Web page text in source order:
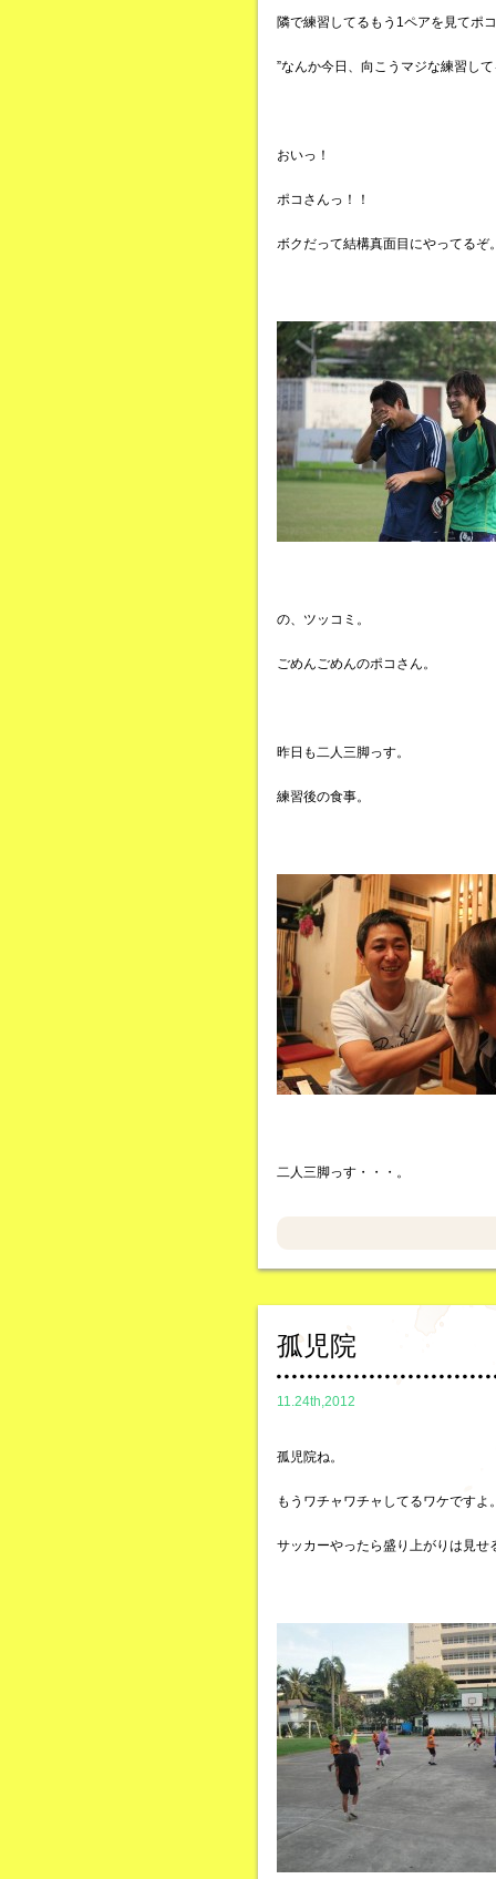
隣で練習してるもう1ペアを見てポ
”なんか今日、向こうマジな練習し
おいっ！
ポコさんっ！！
ボクだって結構真面目にやってるぞ
の、ツッコミ。
ごめんごめんのポコさん。
昨日も二人三脚っす。
練習後の食事。
二人三脚っす・・・。
孤児院
11.24th,2012
孤児院ね。
もうワチャワチャしてるワケですよ
サッカーやったら盛り上がりは見